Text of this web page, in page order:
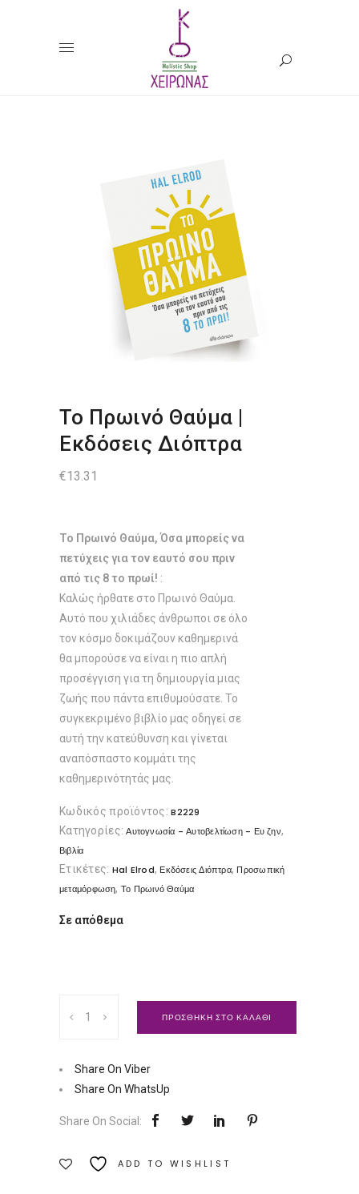
Το Πρωινό Θαύμα |
Εκδόσεις Διόπτρα
€13.31
Το Πρωινό Θαύμα, Όσα μπορείς να
πετύχεις για τον εαυτό σου πριν
από τις 8 το πρωί! :
Καλώς ήρθατε στο Πρωινό Θαύμα.
Αυτό που χιλιάδες άνθρωποι σε όλο
τον κόσμο δοκιμάζουν καθημερινά
θα μπορούσε να είναι η πιο απλή
προσέγγιση για τη δημιουργία μιας
ζωής που πάντα επιθυμούσατε. Το
συγκεκριμένο βιβλίο μας οδηγεί σε
αυτή την κατεύθυνση και γίνεται
αναπόσπαστο κομμάτι της
καθημερινότητάς μας.
Κωδικός προϊόντος:B2229
Κατηγορίες:Αυτογνωσία - Αυτοβελτίωση - Ευ ζην,
Βιβλία
Ετικέτες: Hal Elrod, Εκδόσεις Διόπτρα, Προσωπική
μεταμόρφωση, Το Πρωινό Θαύμα
Σε απόθεμα
Πρωινό
Εκδόσεις
Ποσότητα
ΠΡΟΣΘΗΚΗ ΣΤΟ ΚΑΛΑΘΙ
Share On Viber
Share On WhatsUp
Share On Social:
ADD TO WISHLIST